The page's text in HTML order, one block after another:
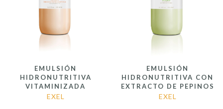
EMULSIÓN
HIDRONUTRITIVA
VITAMINIZADA
EXEL
EMULSIÓN
HIDRONUTRITIVA CON
EXTRACTO DE PEPINOS
EXEL